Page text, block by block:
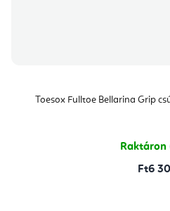
Toesox Fulltoe Bellarina Grip
Raktáron
Ft6